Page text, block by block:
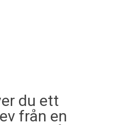
du ett
från en